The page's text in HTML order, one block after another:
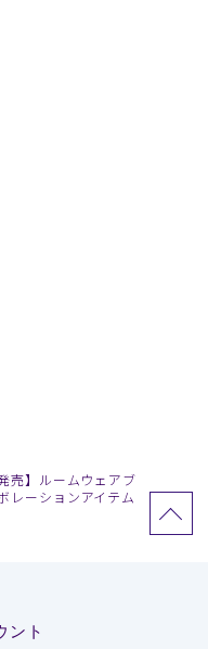
発売】ルームウェアブ
レーションアイテム
ント